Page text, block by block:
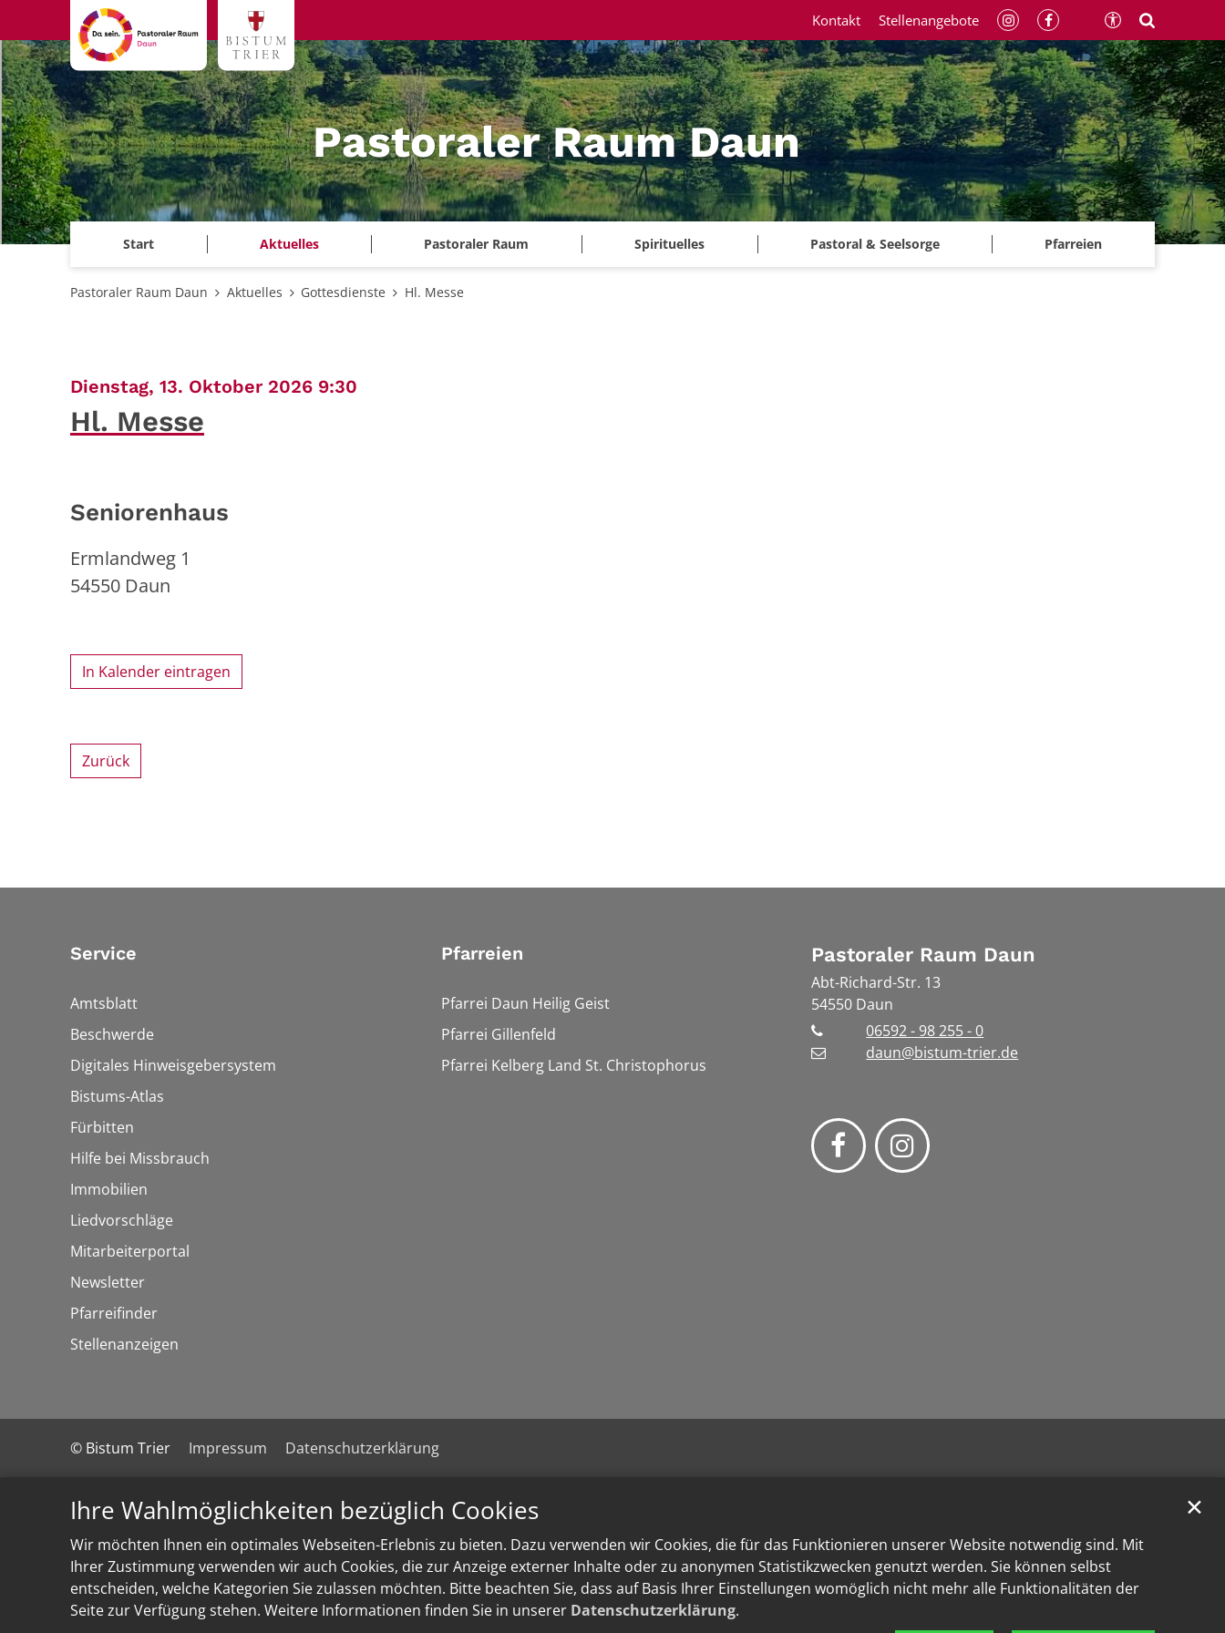
Ihre Wahlmöglichkeiten bezüglich Cookies
Wir möchten Ihnen ein optimales Webseiten-Erlebnis zu bieten. Dazu verwenden wir Cookies, die für das Funktionieren unserer Website notwendig sind. Mit
Ihrer Zustimmung verwenden wir auch Cookies, die zur Anzeige externer Inhalte oder zu anonymen Statistikzwecken genutzt werden. Sie können selbst
entscheiden, welche Kategorien Sie zulassen möchten. Bitte beachten Sie, dass auf Basis Ihrer Einstellungen womöglich nicht mehr alle Funktionalitäten der
Seite zur Verfügung stehen. Weitere Informationen finden Sie in unserer Datenschutzerklärung.
✕
Zum Inhalt springen
Pastoraler Raum Daun
Start Aktuelles Pastoraler Raum Spirituelles Pastoral & Seelsorge Pfarreien
Kontakt Stellenangebote
Pastoraler Raum Daun Aktuelles Gottesdienste Hl. Messe
Dienstag, 13. Oktober 2026 9:30
Hl. Messe
Seniorenhaus
Ermlandweg 1
54550 Daun
In Kalender eintragen
Zurück
Service
Amtsblatt
Beschwerde
Digitales Hinweisgebersystem
Bistums-Atlas
Fürbitten
Hilfe bei Missbrauch
Immobilien
Liedvorschläge
Mitarbeiterportal
Newsletter
Pfarreifinder
Stellenanzeigen
Pfarreien
Pfarrei Daun Heilig Geist
Pfarrei Gillenfeld
Pfarrei Kelberg Land St. Christophorus
Pastoraler Raum Daun
Abt-Richard-Str. 13
54550 Daun
06592 - 98 255 - 0
daun@bistum-trier.de
© Bistum Trier Impressum Datenschutzerklärung